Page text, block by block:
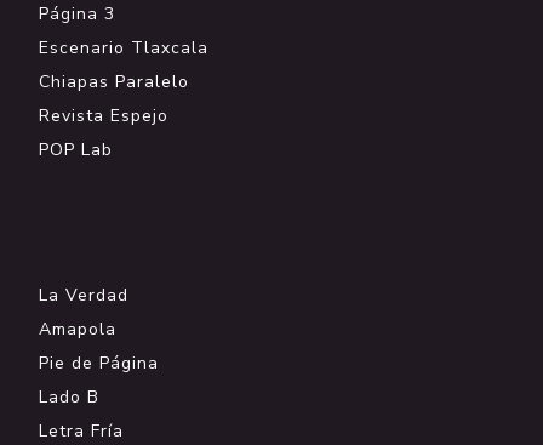
Página 3
Escenario Tlaxcala
Chiapas Paralelo
Revista Espejo
POP Lab
La Verdad
Amapola
Pie de Página
Lado B
Letra Fría